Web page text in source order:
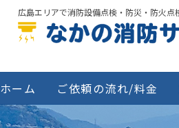
広島エリアで消防設備点検・防災・防火点
ホーム ご依頼の流れ/料金